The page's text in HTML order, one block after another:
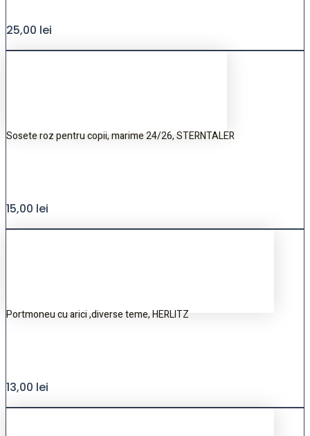
25,00 lei
Sosete roz pentru copii, marime 24/26, STERNTALER
15,00 lei
Portmoneu cu arici ,diverse teme, HERLITZ
13,00 lei